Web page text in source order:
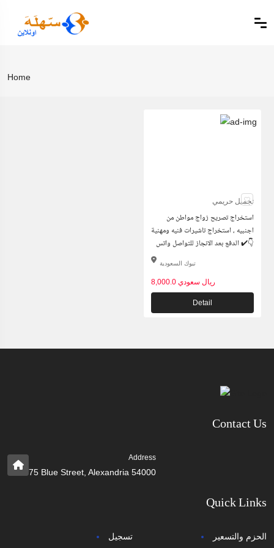
Home
تجميل حريمي
استخراج تصريح زواج مواطن من
اجنبيه ، استخراج تاشيرات فنيه ومهنية
✔️ الدفع بعد الانجاز للتواصل واتس👇
تبوك السعودية
8,000.0 ريال سعودي
Detail
Contact Us
Address
75 Blue Street, Alexandria 54000
Quick Links
تسجيل الحزم والتسعير